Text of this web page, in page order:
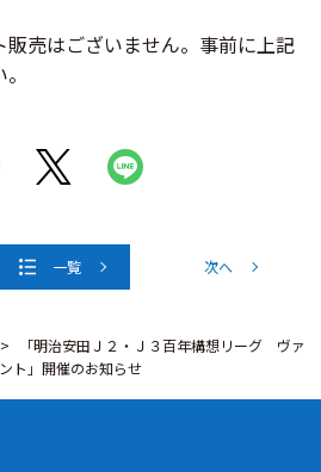
売はございません。事前に上記
一覧 次へ
「明治安田Ｊ２・Ｊ３百年構想リーグ ヴァ
ト」開催のお知らせ